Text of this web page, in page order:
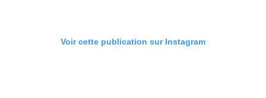
Voir cette publication sur Instagram